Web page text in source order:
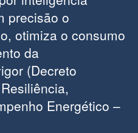
precisão o
otimiza o consumo
da
(Decreto
Energético –